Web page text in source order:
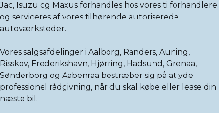
Jac, Isuzu og Maxus forhandles hos vores ti forhandlere
og serviceres af vores tilhørende autoriserede
autoværksteder.
Vores salgsafdelinger i Aalborg, Randers, Auning,
Risskov, Frederikshavn, Hjørring, Hadsund, Grenaa,
Sønderborg og Aabenraa bestræber sig på at yde
professionel rådgivning, når du skal købe eller lease din
næste bil.